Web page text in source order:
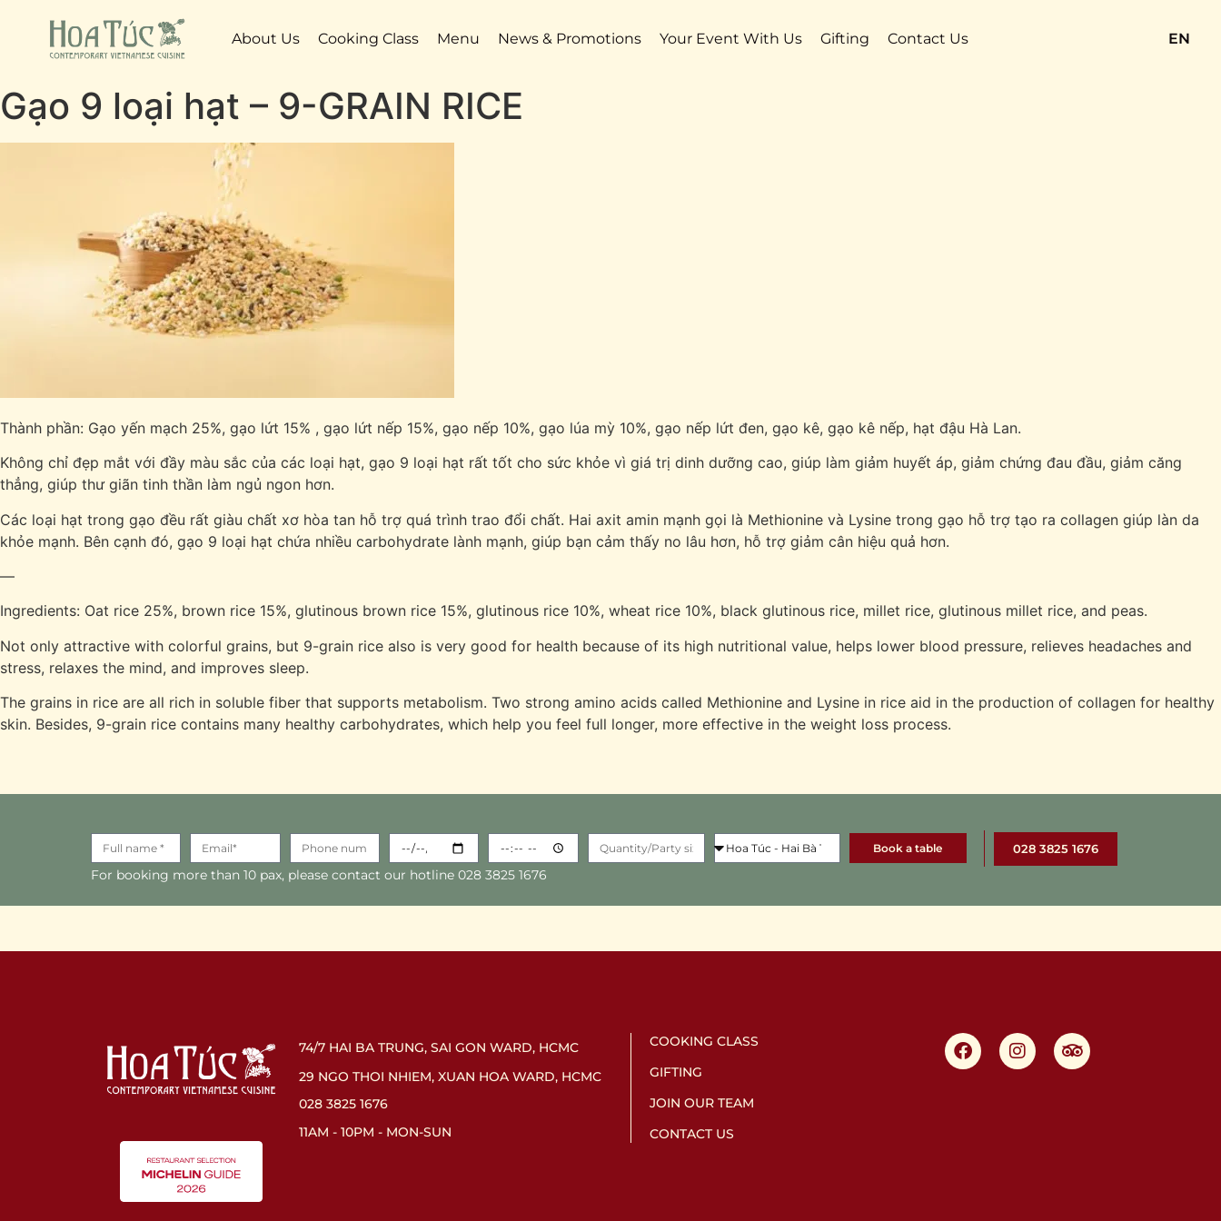
About Us Cooking Class Menu News & Promotions Your Event With Us Gifting Contact Us EN
Gạo 9 loại hạt – 9-GRAIN RICE
Thành phần: Gạo yến mạch 25%, gạo lứt 15% , gạo lứt nếp 15%, gạo nếp 10%, gạo lúa mỳ 10%, gạo nếp lứt đen, gạo kê, gạo kê nếp, hạt đậu Hà Lan.
Không chỉ đẹp mắt với đầy màu sắc của các loại hạt, gạo 9 loại hạt rất tốt cho sức khỏe vì giá trị dinh dưỡng cao, giúp làm giảm huyết áp, giảm chứng đau đầu, giảm căng
thẳng, giúp thư giãn tinh thần làm ngủ ngon hơn.
Các loại hạt trong gạo đều rất giàu chất xơ hòa tan hỗ trợ quá trình trao đổi chất. Hai axit amin mạnh gọi là Methionine và Lysine trong gạo hỗ trợ tạo ra collagen giúp làn da
khỏe mạnh. Bên cạnh đó, gạo 9 loại hạt chứa nhiều carbohydrate lành mạnh, giúp bạn cảm thấy no lâu hơn, hỗ trợ giảm cân hiệu quả hơn.
—
Ingredients: Oat rice 25%, brown rice 15%, glutinous brown rice 15%, glutinous rice 10%, wheat rice 10%, black glutinous rice, millet rice, glutinous millet rice, and peas.
Not only attractive with colorful grains, but 9-grain rice also is very good for health because of its high nutritional value, helps lower blood pressure, relieves headaches and
stress, relaxes the mind, and improves sleep.
The grains in rice are all rich in soluble fiber that supports metabolism. Two strong amino acids called Methionine and Lysine in rice aid in the production of collagen for healthy
skin. Besides, 9-grain rice contains many healthy carbohydrates, which help you feel full longer, more effective in the weight loss process.
Book a table 028 3825 1676
For booking more than 10 pax, please contact our hotline 028 3825 1676
74/7 HAI BA TRUNG, SAI GON WARD, HCMC
29 NGO THOI NHIEM, XUAN HOA WARD, HCMC
028 3825 1676
11AM - 10PM - MON-SUN
COOKING CLASS
GIFTING
JOIN OUR TEAM
CONTACT US